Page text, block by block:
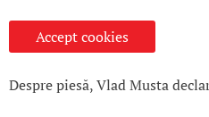
Accept cookies
Despre piesă, Vlad Musta